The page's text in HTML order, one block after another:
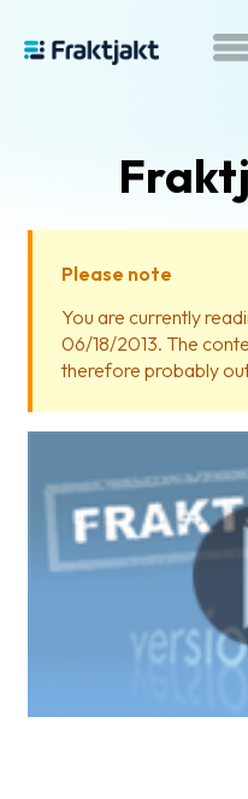
What
FAQ
Glossary
Shipping
Please note
You are currently
06/18/2013. The
therefore probably